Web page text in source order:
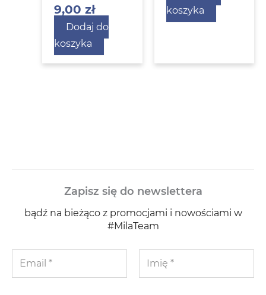
9,00zł
Dodaj do
koszyka
koszyka
Zapisz się do newslettera
bądź na bieżąco z promocjami i nowościami w
#MilaTeam